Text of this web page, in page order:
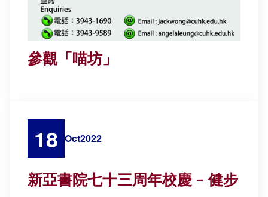
參觀「喵坊」
18 Oct2022
新亞書院七十三周年校慶 – 健步